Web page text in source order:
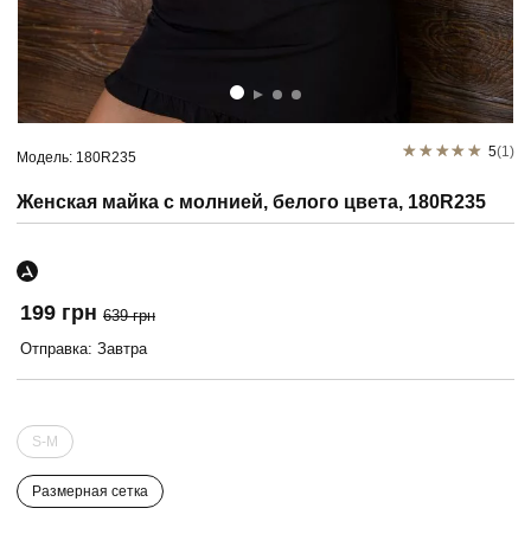
Модель: 180R235 5(1)
Женская майка с молнией, белого цвета, 180R235
199 грн 639 грн
Отправка: Завтра
S-M
Размерная сетка